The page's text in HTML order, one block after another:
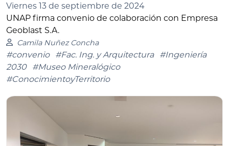
Viernes 13 de septiembre de 2024
UNAP firma convenio de colaboración con Empresa
Geoblast S.A.
Camila Nuñez Concha
#convenio #Fac. Ing. y Arquitectura
#Ingeniería
2030
#Museo Mineralógico
#ConocimientoyTerritorio